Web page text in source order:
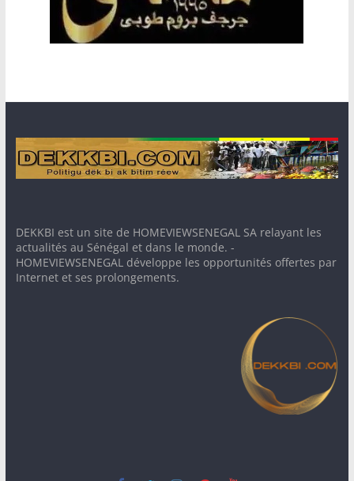
DEKKBI est un site de HOMEVIEWSENEGAL SA relayant les
actualités au Sénégal et dans le monde. -
HOMEVIEWSENEGAL développe les opportunités offertes par
Internet et ses prolongements.